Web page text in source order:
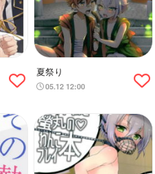
夏祭り
05.12 12:00